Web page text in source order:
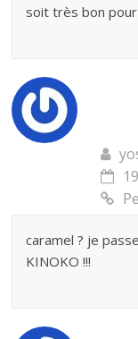
soit très bon
caramel ? je
KINOKO !!!